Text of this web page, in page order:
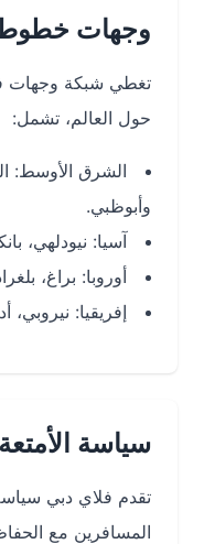
وجهات خطوط
حول العالم، تشمل:
الشرق الأوسط:
وأبوظبي.
آسيا: نيودلهي، بانكوك،
أوروبا: براغ، بلغراد،
إفريقيا: نيروبي، أديس
سياسة الأمتعة
تقدم فلاي دبي سياسة
المسافرين مع الحفاظ